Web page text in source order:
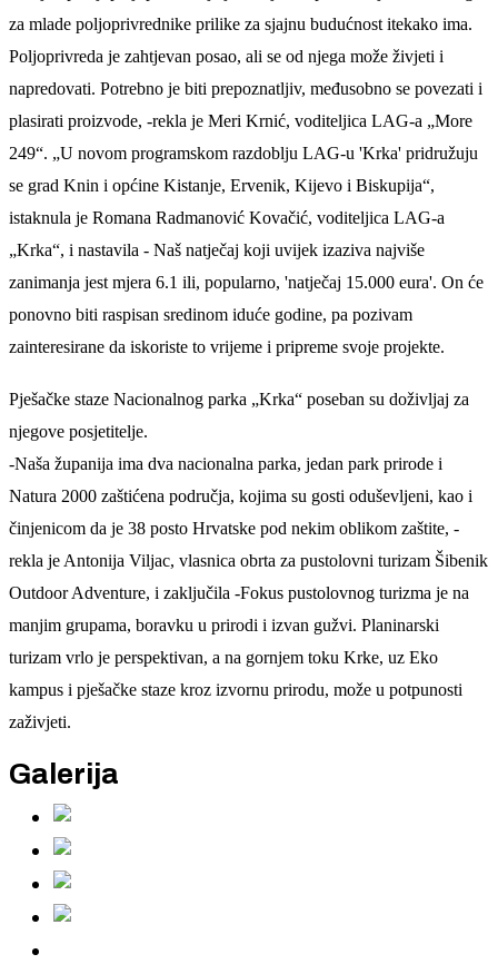
za mlade poljoprivrednike prilike za sjajnu budućnost itekako ima.
Poljoprivreda je zahtjevan posao, ali se od njega može živjeti i
napredovati. Potrebno je biti prepoznatljiv, međusobno se povezati i
plasirati proizvode, -rekla je Meri Krnić, voditeljica LAG-a „More
249“. „U novom programskom razdoblju LAG-u 'Krka' pridružuju
se grad Knin i općine Kistanje, Ervenik, Kijevo i Biskupija“,
istaknula je Romana Radmanović Kovačić, voditeljica LAG-a
„Krka“, i nastavila - Naš natječaj koji uvijek izaziva najviše
zanimanja jest mjera 6.1 ili, popularno, 'natječaj 15.000 eura'. On će
ponovno biti raspisan sredinom iduće godine, pa pozivam
zainteresirane da iskoriste to vrijeme i pripreme svoje projekte.
Pješačke staze Nacionalnog parka „Krka“ poseban su doživljaj za
njegove posjetitelje.
-Naša županija ima dva nacionalna parka, jedan park prirode i
Natura 2000 zaštićena područja, kojima su gosti oduševljeni, kao i
činjenicom da je 38 postoHrvatske pod nekim oblikom zaštite, -
rekla je Antonija Viljac, vlasnica obrta za pustolovni turizam Šibenik
Outdoor Adventure, i zaključila -Fokus pustolovnog turizma je na
manjim grupama, boravku u prirodi i izvan gužvi. Planinarski
turizam vrlo je perspektivan, a na gornjem toku Krke, uz Eko
kampus i pješačke staze kroz izvornu prirodu, može u potpunosti
zaživjeti.
Galerija